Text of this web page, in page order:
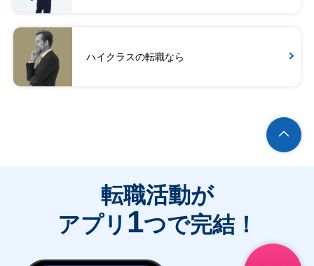
ハイクラスの転職なら
転職活動が
アプリ 1つで完結！